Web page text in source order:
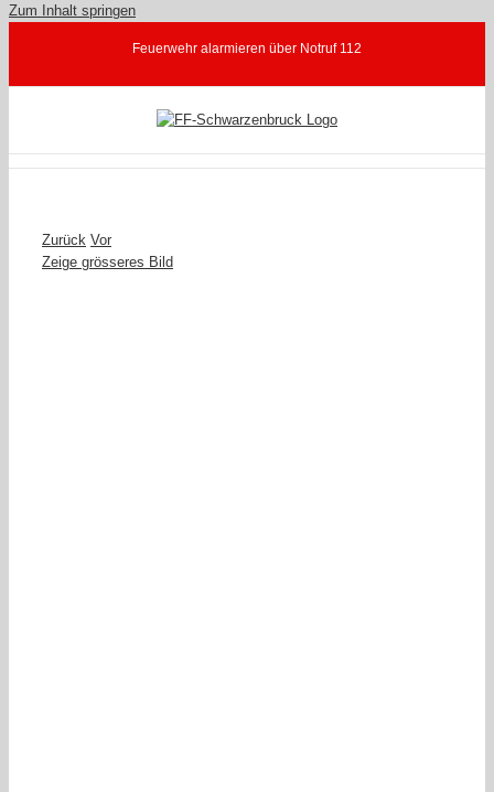
Zum Inhalt springen
Feuerwehr alarmieren über Notruf 112
Zurück Vor
Zeige grösseres Bild